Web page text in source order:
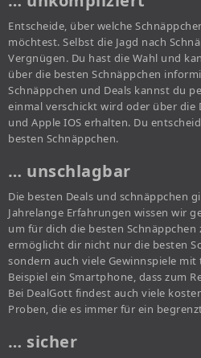
Entscheide, über welche
möchtest. Selbst die Jagd nach
Vergnügen. Du hast die Wahl und
über die besten Schnäppchen
Schnäppchen und Deals kannst du
einmal verschickt wird oder über die
und Apple IOS erhalten. Du
besten Schnäppchen.
… unschlagbar
Die besten Deals und schnäppchen
Jahrelange Erfahrungen wissen wir
um für dich die besten Schnäppchen
ermöglicht dir nicht nur die besten
sondern auch viele Gewinnspiele mit
Beispiel ein Smartphone, dass zum
Bei DealGott findest auch viele
Proben, die es immer für ein
… sicher